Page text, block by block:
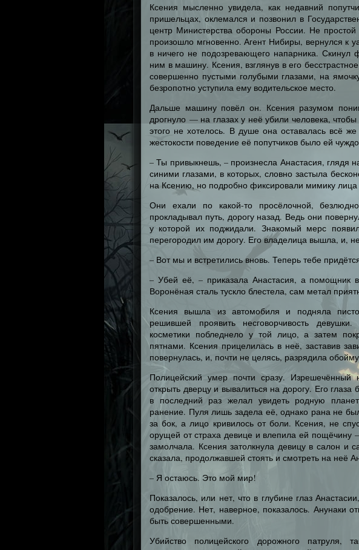
Ксения мысленно увидела, как недавний
пришельцах, оклемался и позвонил в
центр Министерства обороны России. Не
произошло мгновенно. Агент Нибиры, вернулся к
в ничего не подозревающего напарника.
ним в машину. Ксения, взглянув в его
совершенно пустыми голубыми глазами, на
безропотно уступила ему водительское место.
Дальше машину повёл он. Ксения разумом
дрогнуло — на глазах у неё убили человека,
этого не хотелось. В душе она оставалась всё
жестокости поведение её попутчиков было ей
– Ты привыкнешь, – произнесла Анастасия, глядя
синими глазами, в которых, словно застыла
на Ксению, но подробно фиксировали мимику
Они ехали по какой-то просёлочной,
прокладывал путь, дорогу назад. Ведь они
у которой их поджидали. Знакомый мерс
перегородил им дорогу. Его владелица вышла, и,
– Вот мы и встретились вновь. Теперь тебе
– Убей её, – приказала Анастасия, а помощник
Воронёная сталь тускло блестела, сам метал
Ксения вышла из автомобиля и подняла
решившей проявить несговорчивость
косметики побледнело у той лицо, а затем
пятнами. Ксения прицелилась в неё, заставив
повернулась, и, почти не целясь, разрядила
Полицейский умер почти сразу. Изрешечённый
открыть дверцу и вывалиться на дорогу. Его
в последний раз желал увидеть родную
ранение. Пуля лишь задела её, однако рана не
за бок, а лицо кривилось от боли. Ксения, не
орущей от страха девице и влепила ей
замолчала. Ксения затолкнула девицу в салон и
сказала, продолжавшей стоять и смотреть на неё
– Я остаюсь. Это мой мир!
Показалось, или нет, что в глубине глаз
одобрение. Нет, наверное, показалось. Анунаки
быть совершенными.
Убийство полицейского дорожного патруля,